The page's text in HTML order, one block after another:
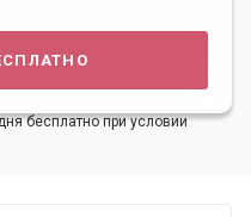
бесплатно при условии